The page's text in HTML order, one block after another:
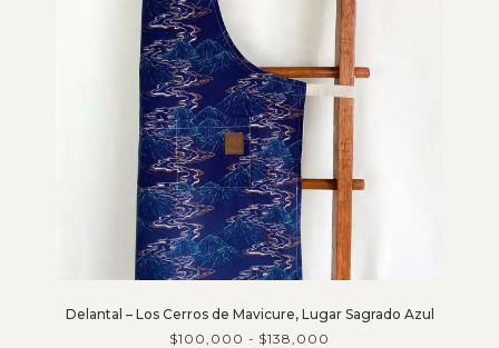
Delantal – Los Cerros de Mavicure, Lugar Sagrado Azul
$100,000 - $138,000